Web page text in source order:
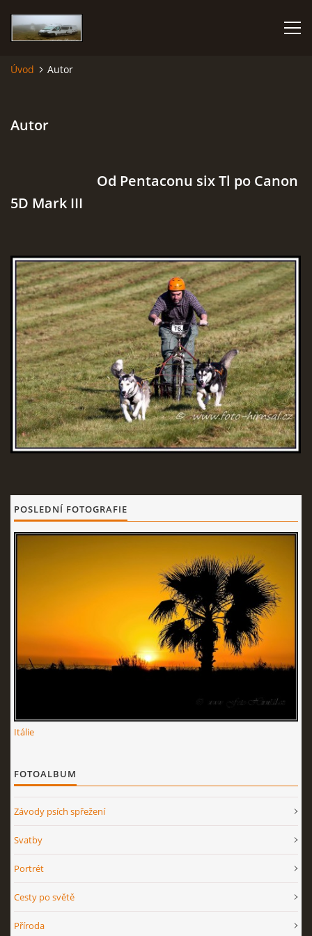
FOTOALBUM
NÁVŠTĚVNÍ KNIHA
AUTOR
© 2026 eStránky.cz
Úvod Autor
Autor
Od Pentaconu six Tl po Canon
5D Mark III
POSLEDNÍ FOTOGRAFIE
Itálie
FOTOALBUM
Závody psích spřežení
Svatby
Portrét
Cesty po světě
Příroda